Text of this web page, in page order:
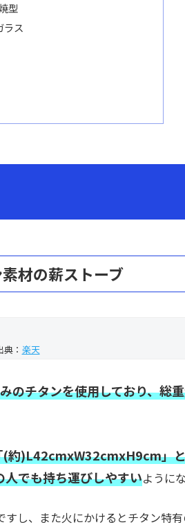
型
ラス
材の薪ストーブ
典： 楽天
のチタンを使用しており、総
(約)L42cmxW32cmxH9cm」
でも持ち運びしやすいように
し、また火にかけるとチタン特